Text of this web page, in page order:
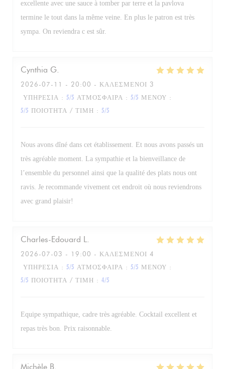
excellente avec une sauce à tomber par terre et la pavlova
termine le tout dans la même veine. En plus le patron est très
sympa. On reviendra c est sûr.
Cynthia G
2026-07-11
- 20:00 - ΚΑΛΕΣΜΈΝΟΙ 3
ΥΠΗΡΕΣΊΑ : 5/5 ΑΤΜΌΣΦΑΙΡΑ : 5/5 ΜΕΝΟΎ :
5/5 ΠΟΙΌΤΗΤΑ / ΤΙΜΉ : 5/5
Nous avons dîné dans cet établissement. Et nous avons passés un
très agréable moment. La sympathie et la bienveillance de
l’ensemble du personnel ainsi que la qualité des plats nous ont
ravis. Je recommande vivement cet endroit où nous reviendrons
avec grand plaisir!
Charles-Edouard L
2026-07-03 - 19:00 - ΚΑΛΕΣΜΈΝΟΙ 4
ΥΠΗΡΕΣΊΑ : 5/5 ΑΤΜΌΣΦΑΙΡΑ : 5/5 ΜΕΝΟΎ :
5/5 ΠΟΙΌΤΗΤΑ / ΤΙΜΉ : 4/5
Equipe sympathique, cadre très agréable. Cocktail excellent et
repas très bon. Prix raisonnable.
Michèle B